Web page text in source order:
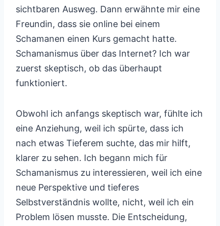
sichtbaren Ausweg. Dann erwähnte mir eine
Freundin, dass sie online bei einem
Schamanen einen Kurs gemacht hatte.
Schamanismus über das Internet? Ich war
zuerst skeptisch, ob das überhaupt
funktioniert.
Obwohl ich anfangs skeptisch war, fühlte ich
eine Anziehung, weil ich spürte, dass ich
nach etwas Tieferem suchte, das mir hilft,
klarer zu sehen. Ich begann mich für
Schamanismus zu interessieren, weil ich eine
neue Perspektive und tieferes
Selbstverständnis wollte, nicht, weil ich ein
Problem lösen musste. Die Entscheidung,